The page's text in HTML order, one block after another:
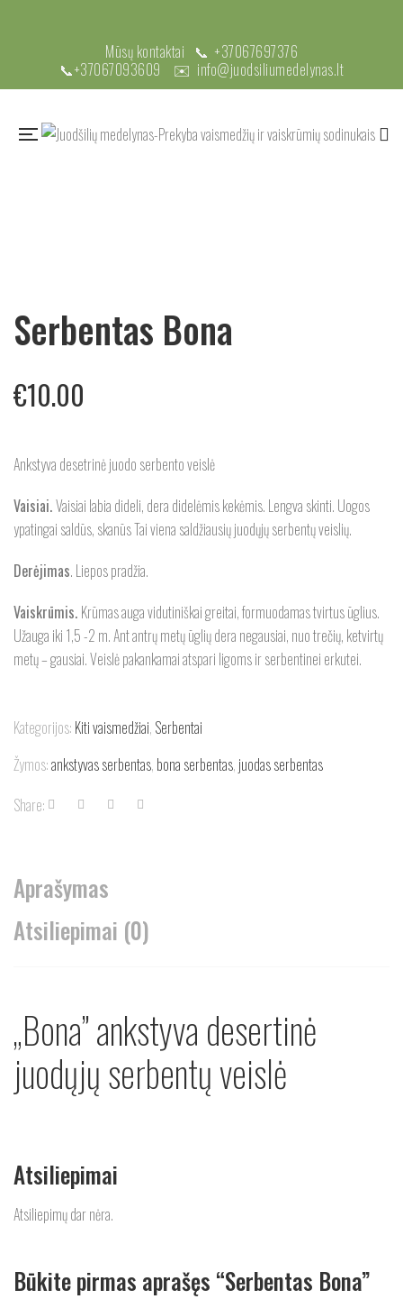
Mūsų kontaktai 📞 +37067697376
📞+37067093609 ✉️ info@juodsiliumedelynas.lt
Serbentas Bona
€10.00
Ankstyva desetrinė juodo serbento veislė
Vaisiai.Vaisiai labia dideli, dera didelėmis kekėmis. Lengva skinti. Uogos
ypatingai saldūs, skanūs Tai viena saldžiausių juodųjų serbentų veislių.
Derėjimas. Liepos pradžia.
Vaiskrūmis. Krūmas auga vidutiniškai greitai, formuodamas tvirtus ūglius.
Užauga iki 1,5 -2 m. Ant antrų metų ūglių dera negausiai, nuo trečių, ketvirtų
metų – gausiai. Veislė pakankamai atspari ligoms ir serbentinei erkutei.
Kategorijos: Kiti vaismedžiai, Serbentai
Žymos:ankstyvas serbentas, bona serbentas, juodas serbentas
Share:
Aprašymas
Atsiliepimai (0)
„Bona” ankstyva desertinė
juodųjų serbentų veislė
Atsiliepimai
Atsiliepimų dar nėra.
Būkite pirmas aprašęs “Serbentas Bona”